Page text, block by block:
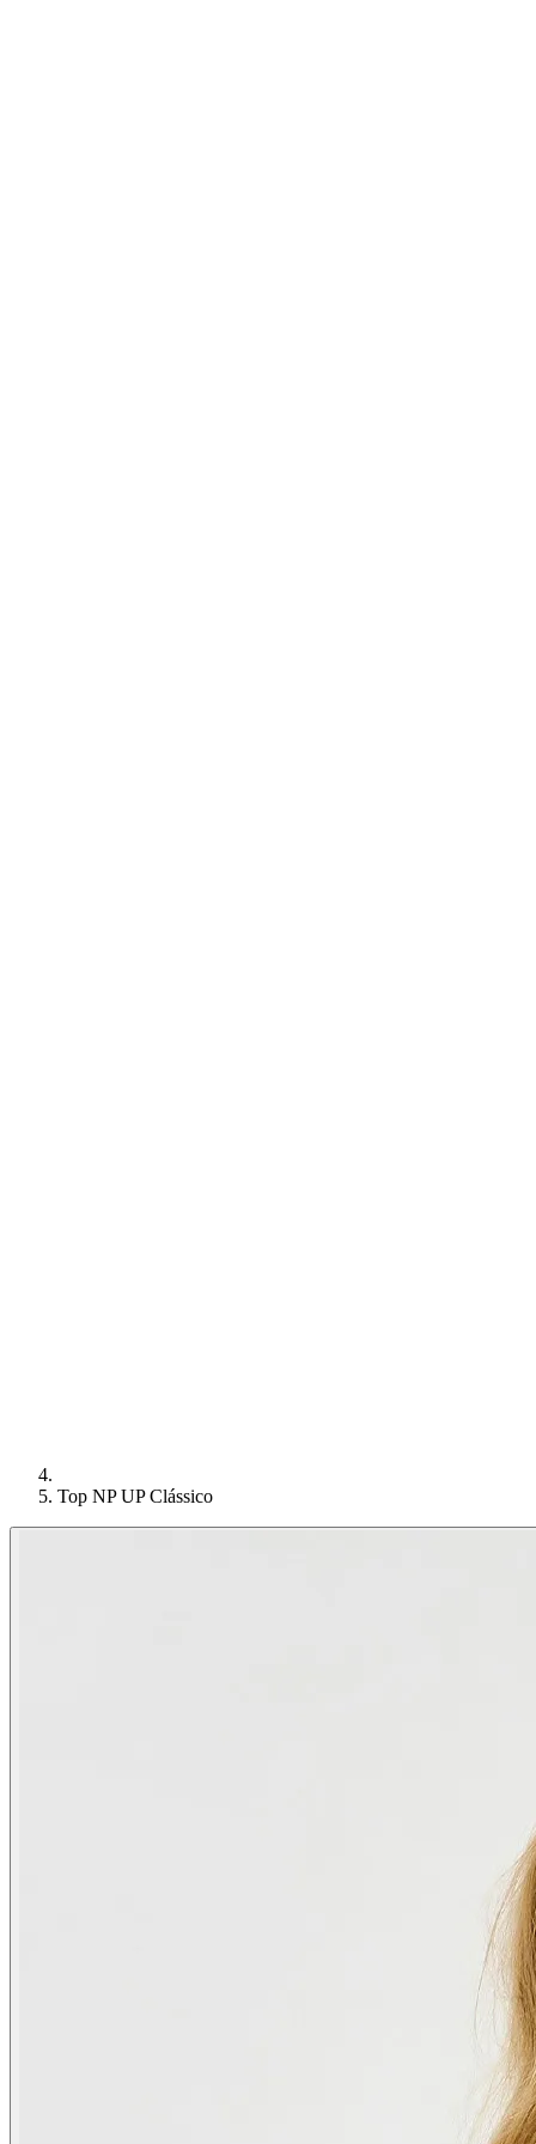
Top NP UP Clássico